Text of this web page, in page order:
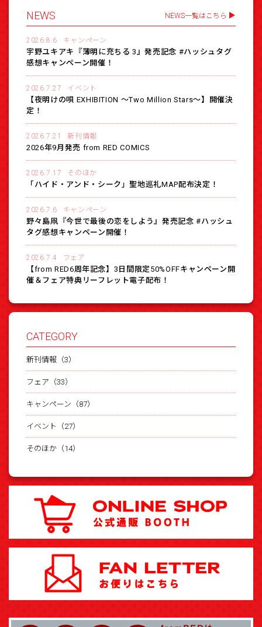
NEWS NEWS一覧はこちら
2026.8.6 キャンペーン
宇野ユキアキ『薄明に充ちる 3』発売記念 #ハッシュタグ
感想キャンペーン開催！
2026.7.27 イベント
【夜明けの唄 EXHIBITION 〜Two Million Stars〜】開催決
定！
2026.7.21 新刊情報
2026年9月発売 from RED COMICS
2026.7.17 そのほか
「ハイド・アンド・シーク」聖地巡礼MAP配布決定！
2026.7.6 キャンペーン
野々島凧『今世で最後の恋をしよう』発売記念 #ハッシュ
タグ感想キャンペーン開催！
2026.7.4 フェア
【from RED6周年記念】3日間限定50%OFFキャンペーン開
催＆フェア特典リーフレット電子配布！
CATEGORY
新刊情報（3）
フェア（33）
キャンペーン（87）
イベント（27）
そのほか（14）